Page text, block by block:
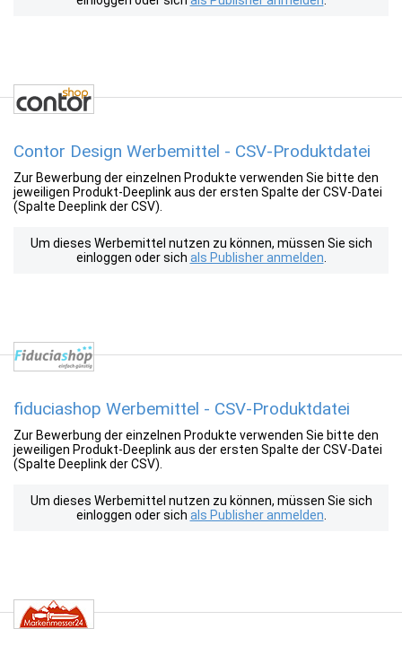
Contor Design Werbemittel - CSV-Produktdatei
Zur Bewerbung der einzelnen Produkte verwenden Sie bitte den
jeweiligen Produkt-Deeplink aus der ersten Spalte der CSV-Datei
(Spalte Deeplink der CSV).
Um dieses Werbemittel nutzen zu können, müssen Sie sich
einloggen oder sich als Publisher anmelden
fiduciashop Werbemittel - CSV-Produktdatei
Zur Bewerbung der einzelnen Produkte verwenden Sie bitte den
jeweiligen Produkt-Deeplink aus der ersten Spalte der CSV-Datei
(Spalte Deeplink der CSV).
Um dieses Werbemittel nutzen zu können, müssen Sie sich
einloggen oder sich als Publisher anmelden